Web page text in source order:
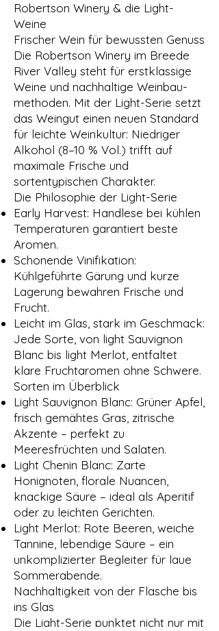
Robertson Winery & die Light-
Weine
Frischer Wein für bewussten Genuss
Die Robertson Winery im Breede
River Valley steht für erstklassige
Weine und nachhaltige Weinbau­
methoden. Mit der Light-Serie setzt
das Weingut einen neuen Standard
für leichte Weinkultur: Niedriger
Alkohol (8–10 % Vol.) trifft auf
maximale Frische und
sortentypischen Charakter.
Die Philosophie der Light-Serie
Early Harvest: Handlese bei kühlen
Temperaturen garantiert beste
Aromen.
Schonende Vinifikation:
Kühlgeführte Gärung und kurze
Lagerung bewahren Frische und
Frucht.
Leicht im Glas, stark im Geschmack:
Jede Sorte, von light Sauvignon
Blanc bis light Merlot, entfaltet
klare Fruchtaromen ohne Schwere.
Sorten im Überblick
Light Sauvignon Blanc: Grüner Apfel,
frisch gemähtes Gras, zitrische
Akzente – perfekt zu
Meeresfrüchten und Salaten.
Light Chenin Blanc: Zarte
Honignoten, florale Nuancen,
knackige Säure – ideal als Aperitif
oder zu leichten Gerichten.
Light Merlot: Rote Beeren, weiche
Tannine, lebendige Säure – ein
unkomplizierter Begleiter für laue
Sommerabende.
Nachhaltigkeit von der Flasche bis
ins Glas
Die Light-Serie punktet nicht nur mit